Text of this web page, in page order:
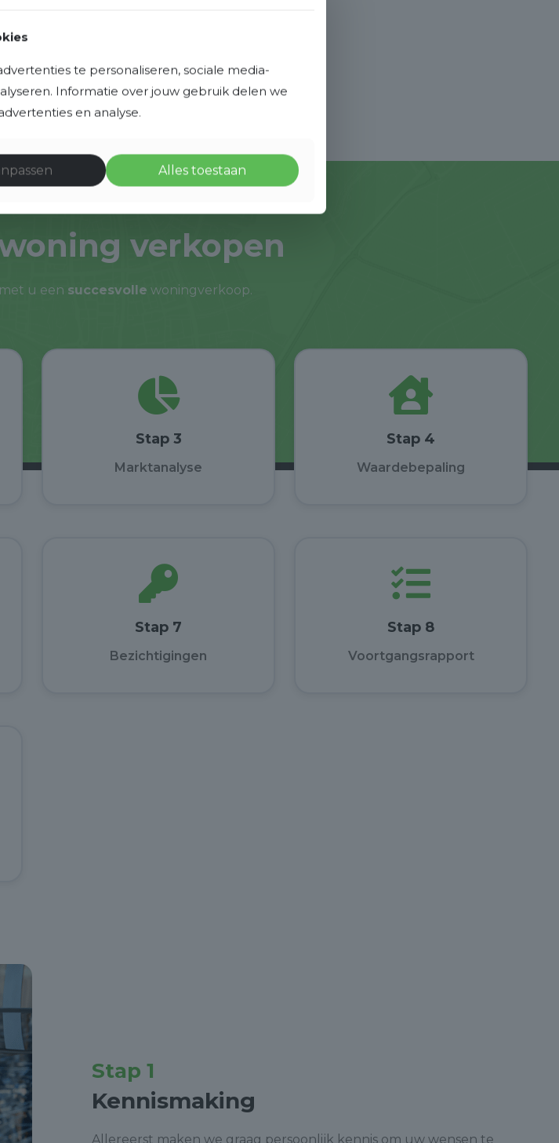
Of u nu een woning
vandaag nog
in Nieuwkoop
verkopen
u een succesvolle woningverkoop.
Stap 3
Marktanalyse
Stap 4
Waardebepaling
Stap 7
Bezichtigingen
Stap 8
Voortgangsrapport
Stap 1
Kennismaking
Allereerst maken we graag persoonlijk kennis om uw wensen te
te personaliseren, sociale media-
Informatie over jouw gebruik delen we
en analyse.
Alles toestaan